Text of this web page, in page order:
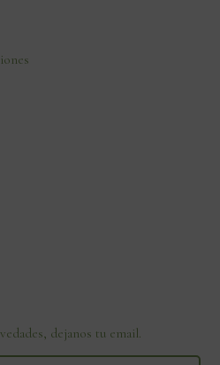
dejanos tu email.